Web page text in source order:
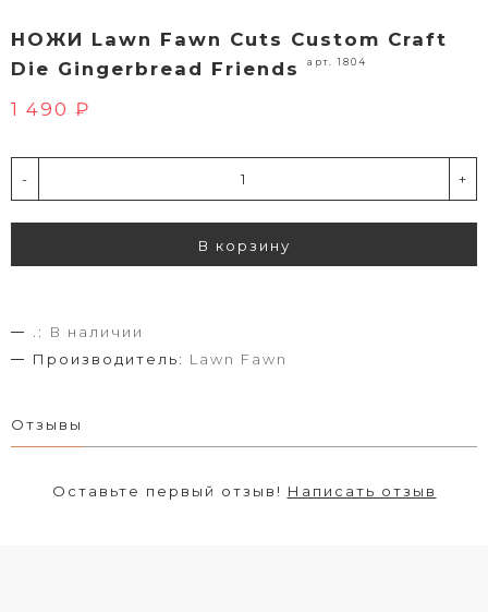
НОЖИ Lawn Fawn Cuts Custom Craft
Die Gingerbread Friends
арт. 1804
1 490 ₽
- +
В корзину
.:
В наличии
Производитель: Lawn Fawn
Отзывы
Оставьте первый отзыв! Написать отзыв